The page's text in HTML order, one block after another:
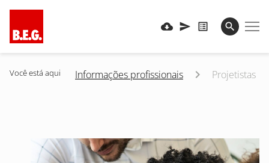
Você está aqui Informações profissionais Projetistas